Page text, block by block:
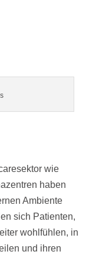
wie
haben
Ambiente
sich Patienten,
wohlfühlen, in
und ihren